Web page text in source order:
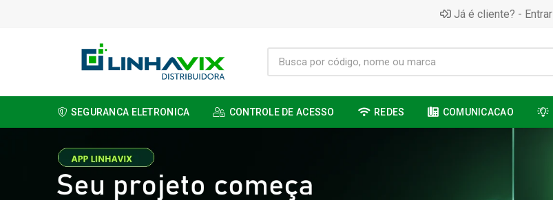
Já é cliente? - Entrar
SEGURANCA ELETRONICA CONTROLE DE ACESSO REDES COMUNICACAO